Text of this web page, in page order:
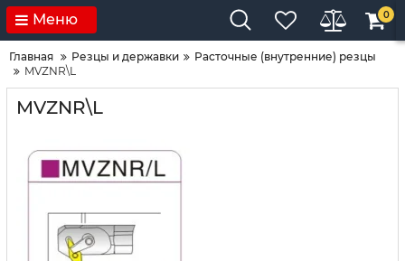
Меню 0
Главная Резцы и державки
Расточные (внутренние) резцы
MVZNR\L
MVZNR\L